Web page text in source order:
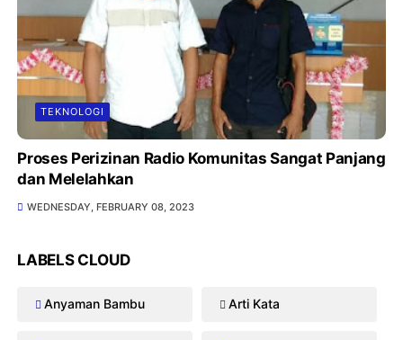
TEKNOLOGI
Proses Perizinan Radio Komunitas Sangat Panjang
dan Melelahkan
WEDNESDAY, FEBRUARY 08, 2023
LABELS CLOUD
Anyaman Bambu Arti Kata